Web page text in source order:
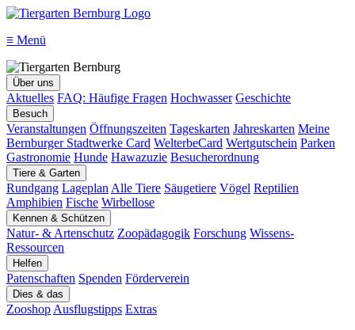
≡ Menü
Über uns
Aktuelles FAQ: Häufige Fragen Hochwasser Geschichte
Besuch
Veranstaltungen Öffnungszeiten Tageskarten Jahreskarten Meine
Bernburger Stadtwerke Card WelterbeCard Wertgutschein Parken
Gastronomie Hunde Hawazuzie Besucherordnung
Tiere & Garten
Rundgang Lageplan Alle Tiere Säugetiere Vögel Reptilien
Amphibien Fische Wirbellose
Kennen & Schützen
Natur- & Artenschutz Zoopädagogik Forschung Wissens-
Ressourcen
Helfen
Patenschaften Spenden Förderverein
Dies & das
Zooshop Ausflugstipps Extras